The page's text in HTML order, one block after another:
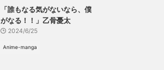
「誰もなる気がないなら、僕
がなる！！」乙骨憂太
2024/6/25
Anime-manga